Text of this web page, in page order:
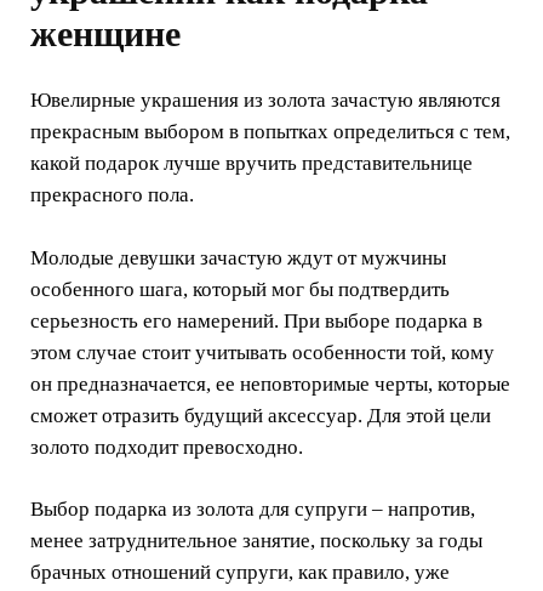
женщине
Ювелирные украшения из золота зачастую являются
прекрасным выбором в попытках определиться с тем,
какой подарок лучше вручить представительнице
прекрасного пола.
Молодые девушки зачастую ждут от мужчины
особенного шага, который мог бы подтвердить
серьезность его намерений. При выборе подарка в
этом случае стоит учитывать особенности той, кому
он предназначается, ее неповторимые черты, которые
сможет отразить будущий аксессуар. Для этой цели
золото подходит превосходно.
Выбор подарка из золота для супруги – напротив,
менее затруднительное занятие, поскольку за годы
брачных отношений супруги, как правило, уже